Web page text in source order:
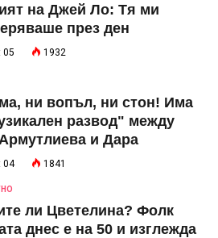
на Джей Ло: Тя ми
през ден
05 1932
ни вопъл, ни стон! Има
развод" между
и Дара
04 1841
ли Цветелина? Фолк
днес е на 50 и изглежда